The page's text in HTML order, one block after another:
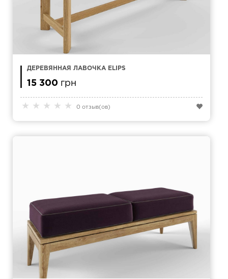
★ ★ ★ ★ ★ 0 отзыв(ов)
ДЕРЕВЯННАЯ ЛАВОЧКА ELIPS
15 300 грн